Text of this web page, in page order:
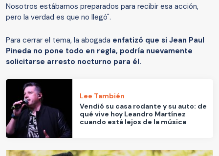
Nosotros estábamos preparados para recibir esa acción,
pero la verdad es que no llegó".
Para cerrar el tema, la abogada enfatizó que si Jean Paul
Pineda no pone todo en regla, podría nuevamente
solicitarse arresto nocturno para él.
Lee También
Vendió su casa rodante y su auto: de
qué vive hoy Leandro Martínez
cuando está lejos de la música